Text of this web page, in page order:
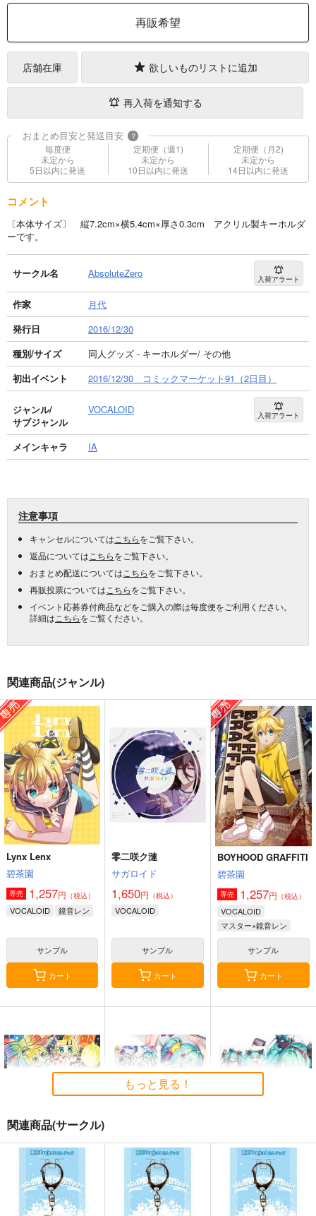
再販希望
店舗在庫 欲しいものリストに追加
再入荷を通知する
おまとめ目安と発送目安 ?
毎度便
未定から
5日以内に発送
定期便（週1)
未定から
10日以内に発送
定期便（月2)
未定から
14日以内に発送
コメント
〔本体サイズ〕 縦7.2cm×横5.4cm×厚さ0.3cm アクリル製キーホルダ
ーです。
サークル名 AbsoluteZero 入荷アラート
作家
月代
発行日
2016/12/30
種別/サイズ
同人グッズ - キーホルダー/ その他
初出イベント
2016/12/30 コミックマーケット91（2日目）
ジャンル/
サブジャンル
VOCALOID 入荷アラート
メインキャラ IA
注意事項
キャンセルについては こちらをご覧下さい。
返品については こちらをご覧下さい。
おまとめ配送については こちらをご覧下さい。
再販投票については こちらをご覧下さい。
イベント応募券付商品などをご購入の際は毎度便をご利用ください。
詳細は こちらをご覧ください。
関連商品(ジャンル)
Lynx Lenx
碧茶園
専売 1,257円 （税込）
VOCALOID 鏡音レン
サンプル
カート
零二咲ク漣
サガロイド
1,650円 （税込）
VOCALOID
サンプル
カート
BOYHOOD GRAFFITI
碧茶園
専売 1,257円 （税込）
VOCALOID
マスター×鏡音レン
サンプル
カート
それぞれの人生
G.C.M Records
2,500円（税込）
マジカルミライ-初音
ミク-160CMX50CM抱
き枕カバー
【YC1097】
13,200円 （税込）
デジタルスターズ
2022-初音ミ
ク-160CMX50CM抱き
枕カバー【YC1105】
13,200
もっと見る！
関連商品(サークル)